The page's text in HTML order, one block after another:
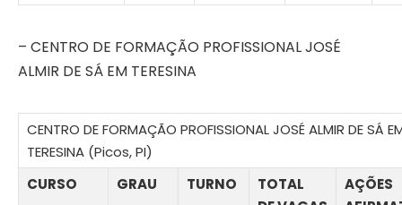
– CENTRO DE FORMAÇÃO PROFISSIONAL JOSÉ
ALMIR DE SÁ EM TERESINA
CENTRO DE FORMAÇÃO PROFISSIONAL JOSÉ ALMIR DE SÁ
TERESINA (Picos, PI)
CURSO
GRAU TURNO
TOTAL
AÇÕES